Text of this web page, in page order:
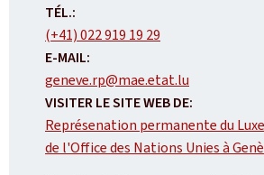
TÉL.:
(+41) 022 919 19 29
E-MAIL:
geneve.rp@mae.etat.lu
VISITER LE SITE WEB DE:
Représenation permanente du
de l'Office des Nations Unies à